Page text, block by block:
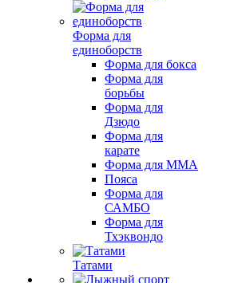
Форма для
единоборств
Форма для бокса
Форма для
борьбы
Форма для
Дзюдо
Форма для
карате
Форма для MMA
Пояса
Форма для
САМБО
Форма для
Тхэквондо
Татами